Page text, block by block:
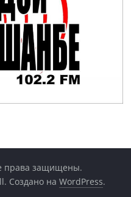
права защищены.
Создано наWordPress.